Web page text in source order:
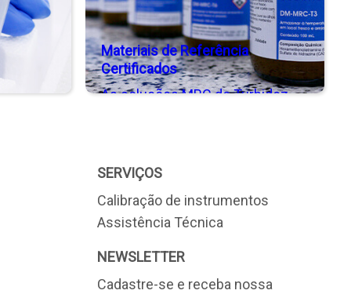
Materiais de Referência
Certificados
As soluções MRC de Turbidez
SERVIÇOS
Calibração de instrumentos
Assistência Técnica
NEWSLETTER
Cadastre-se e receba nossa